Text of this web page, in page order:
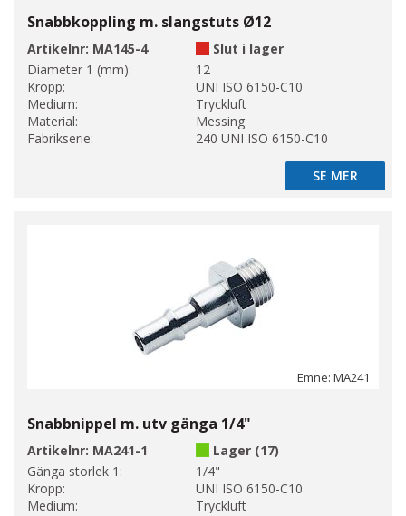
Snabbkoppling m. slangstuts Ø12
Artikelnr: MA145-4
Slut i lager
Diameter 1 (mm):
12
Kropp:
UNI ISO 6150-C10
Medium:
Tryckluft
Material:
Messing
Fabrikserie:
240 UNI ISO 6150-C10
SE MER
SE MER
Emne: MA241
Snabbnippel m. utv gänga 1/4"
Artikelnr: MA241-1
Lager (17)
Gänga storlek 1:
1/4"
Kropp:
UNI ISO 6150-C10
Medium:
Tryckluft